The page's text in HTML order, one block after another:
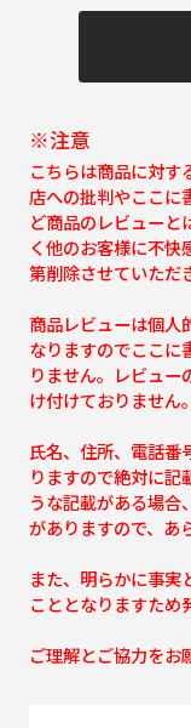
※注意
こちらは商品に対す
店への批判やここに
ど商品のレビューと
く他のお客様に不快
第削除させていただ
商品レビューは個人
なりますのでここに
りません。レビュ
け付けておりません
氏名、住所、電話番
りますので絶対に
うな記載がある場合
がありますので、あ
また、明らかに事実
こととなりますため
ご理解とご協力をお